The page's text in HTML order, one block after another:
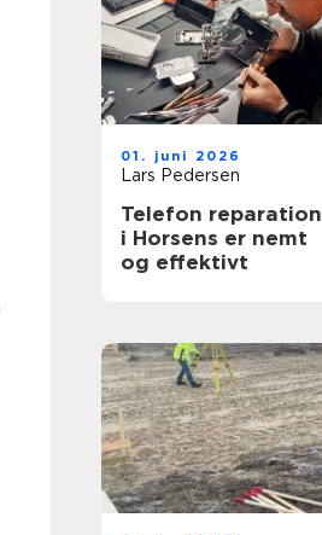
01. juni 2026
Lars Pedersen
Telefon reparation
i Horsens er nemt
og effektivt